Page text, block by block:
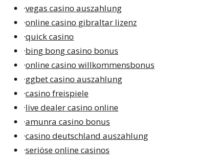
·vegas casino auszahlung
·online casino gibraltar lizenz
·quick casino
·bing bong casino bonus
·online casino willkommensbonus
·ggbet casino auszahlung
·casino freispiele
·live dealer casino online
·amunra casino bonus
·casino deutschland auszahlung
·seriöse online casinos